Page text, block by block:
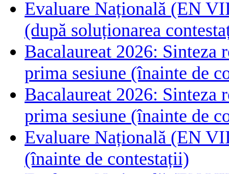
Evaluare Națională (EN
(după soluționarea
Bacalaureat 2026:
prima sesiune (înainte de
Bacalaureat 2026:
prima sesiune (înainte de
Evaluare Națională (EN
(înainte de contestații)